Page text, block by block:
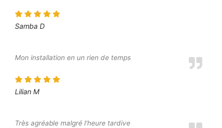
Samba D
Mon installation en un rien de temps
Lilian M
Très agréable malgré l'heure tardive